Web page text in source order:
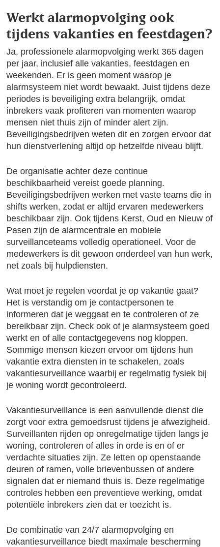
Werkt alarmopvolging ook
tijdens vakanties en feestdagen?
Ja, professionele alarmopvolging werkt 365 dagen
per jaar, inclusief alle vakanties, feestdagen en
weekenden. Er is geen moment waarop je
alarmsysteem niet wordt bewaakt. Juist tijdens deze
periodes is beveiliging extra belangrijk, omdat
inbrekers vaak profiteren van momenten waarop
mensen niet thuis zijn of minder alert zijn.
Beveiligingsbedrijven weten dit en zorgen ervoor dat
hun dienstverlening altijd op hetzelfde niveau blijft.
De organisatie achter deze continue
beschikbaarheid vereist goede planning.
Beveiligingsbedrijven werken met vaste teams die in
shifts werken, zodat er altijd ervaren medewerkers
beschikbaar zijn. Ook tijdens Kerst, Oud en Nieuw of
Pasen zijn de alarmcentrale en mobiele
surveillanceteams volledig operationeel. Voor de
medewerkers is dit gewoon onderdeel van hun werk,
net zoals bij hulpdiensten.
Wat moet je regelen voordat je op vakantie gaat?
Het is verstandig om je contactpersonen te
informeren dat je weggaat en te controleren of ze
bereikbaar zijn. Check ook of je alarmsysteem goed
werkt en of alle contactgegevens nog kloppen.
Sommige mensen kiezen ervoor om tijdens hun
vakantie extra diensten in te schakelen, zoals
vakantiesurveillance waarbij er regelmatig fysiek bij
je woning wordt gecontroleerd.
Vakantiesurveillance is een aanvullende dienst die
zorgt voor extra gemoedsrust tijdens je afwezigheid.
Surveillanten rijden op onregelmatige tijden langs je
woning, controleren of alles in orde is en of er
verdachte situaties zijn. Ze letten op openstaande
deuren of ramen, volle brievenbussen of andere
signalen dat er niemand thuis is. Deze regelmatige
controles hebben een preventieve werking, omdat
potentiële inbrekers zien dat er toezicht is.
De combinatie van 24/7 alarmopvolging en
vakantiesurveillance biedt maximale bescherming